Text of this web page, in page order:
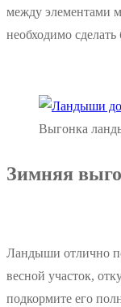
между элементами
необходимо
Выгонка
Зимняя
Ландыши отлично
весной участок,
подкормите его